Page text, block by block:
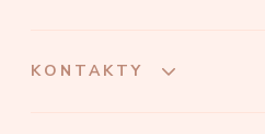
KONTAKTY